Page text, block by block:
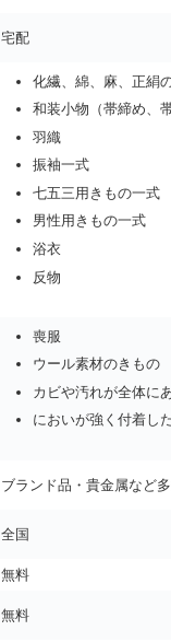
宅配
化繊、綿、麻、正絹
和装小物（帯締め、
羽織
振袖一式
七五三用きもの一式
男性用きもの一式
浴衣
反物
喪服
ウール素材のきもの
カビや汚れが全体に
においが強く付着し
ブランド品・貴金属など
全国
無料
無料